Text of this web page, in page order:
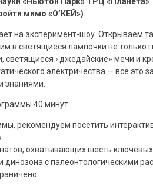
мимо «О’КЕЙ»)
на эксперимент-шоу. Открываем
в светящиеся лампочки не только
светящиеся «джедайские» мечи и
электричества — все это
знаниями.
40 минут
рекомендуем посетить
охватывающих шесть
динозона с палеонтологическими